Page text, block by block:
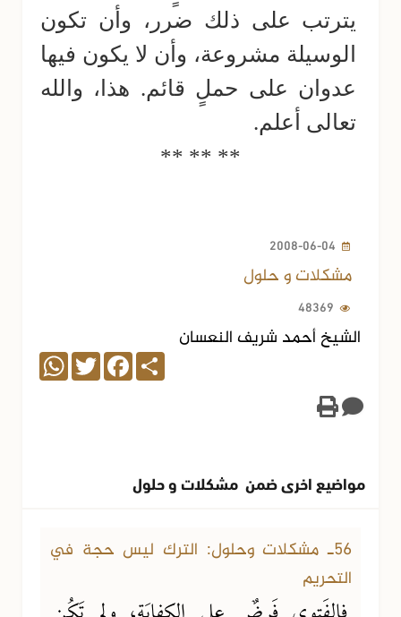
يترتب على ذلك ضرر، وأن تكون
الوسيلة مشروعة، وأن لا يكون فيها
عدوان على حملٍ قائم. هذا، والله
تعالى أعلم.
** ** **
2008-06-04
مشكلات و حلول
48369
الشيخ أحمد شريف النعسان
Share
Facebook
Twitter
WhatsApp
مواضيع اخرى ضمن مشكلات و حلول
56ـ مشكلات وحلول: الترك ليس حجة في
التحريم